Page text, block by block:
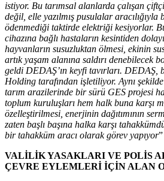
istiyor. Bu tarımsal alanlarda çalışan
değil, elle yazılmış pusulalar
ödenmediği taktirde elektriği kesiyorlar.
cihazına bağlı hastaların kesintiden
hayvanların susuzluktan ölmesi, ekinin
artık yaşam alanına saldırı denebilecek
geldi DEDAŞ’ın keyfi tavırları. DEDAŞ,
Holding tarafından işletiliyor. Aynı
tarım arazilerinde bir sürü GES projesi
toplum kuruluşları hem halk buna karşı
özelleştirilmesi, enerjinin dağıtımının
zaten başlı başına halka karşı
bir tahakküm aracı olarak görev yapıyor
VALİLİK YASAKLARI VE POLİS
ÇEVRE EYLEMLERİ İÇİN ALAN